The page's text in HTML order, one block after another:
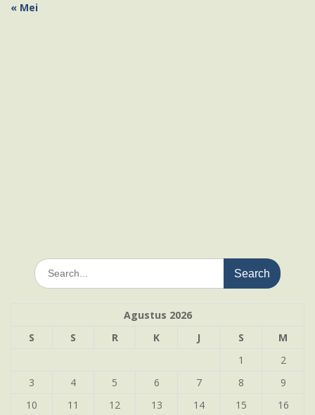
« Mei
Search
for:
Agustus 2026
S
S R K J S
M
1
2
3
4 5 6 7 8
9
10
11 12 13 14 15
16